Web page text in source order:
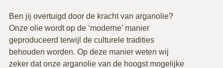
Ben jij overtuigd door de kracht van arganolie?
Onze olie wordt op de ‘moderne’ manier
geproduceerd terwijl de culturele tradities
behouden worden. Op deze manier weten wij
zeker dat onze arganolie van de hoogst mogelijke